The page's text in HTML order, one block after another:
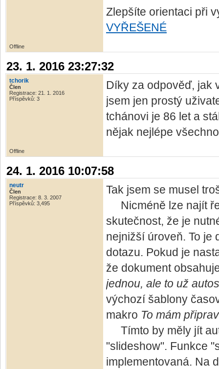
Zlepšíte orientaci při
VYŘEŠENÉ
Offline
23. 1. 2016 23:27:32
tchorik
Člen
Registrace: 21. 1. 2016
Příspěvků: 3
Díky za odpověď, jak
jsem jen prostý
tchánovi je 86 let a
nějak nejlépe
Offline
24. 1. 2016 10:07:58
neutr
Člen
Registrace: 8. 3. 2007
Příspěvků: 3,495
Tak jsem se musel
Nicméně lze najít
skutečnost, že je
nejnižší úroveň. To je
dotazu. Pokud je
že dokument
jednou, ale to už
výchozí šablony
makro To mám
Tímto by měly jít
"slideshow". Funkce
implementovaná. Na